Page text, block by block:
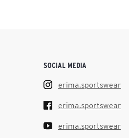
SOCIAL MEDIA
erima.sportswear
erima.sportswear
erima.sportswear